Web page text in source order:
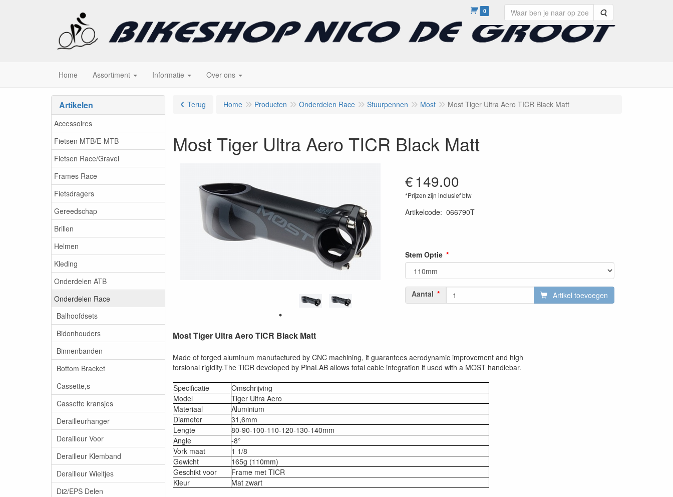
0 Zoeken
Home Assortiment Informatie Over ons
Artikelen
Accessoires
Fietsen MTB/E-MTB
Fietsen Race/Gravel
Frames Race
Fietsdragers
Gereedschap
Brillen
Helmen
Kleding
Onderdelen ATB
Onderdelen Race
Balhoofdsets
Bidonhouders
Binnenbanden
Bottom Bracket
Cassette,s
Cassette kransjes
Derailleurhanger
Derailleur Voor
Derailleur Klemband
Derailleur Wieltjes
Di2/EPS Delen
Terug Home Producten Onderdelen Race Stuurpennen Most Most Tiger Ultra Aero TICR Black Matt
Most Tiger Ultra Aero TICR Black Matt
€149.00
*Prijzen zijn inclusief btw
Artikelcode: 066790T
Stem Optie
Aantal Artikel toevoegen
Most Tiger Ultra Aero TICR Black Matt
Made of forged aluminum manufactured by CNC machining, it guarantees aerodynamic improvement and high
torsional rigidity.The TiCR developed by PinaLAB allows total cable integration if used with a MOST handlebar.
Specificatie
Omschrijving
Model
Tiger Ultra Aero
Materiaal
Aluminium
Diameter
31,6mm
Lengte
80-90-100-110-120-130-140mm
Angle
-8°
Vork maat
1 1/8
Gewicht
165g (110mm)
Geschikt voor
Frame met TICR
Kleur
Mat zwart